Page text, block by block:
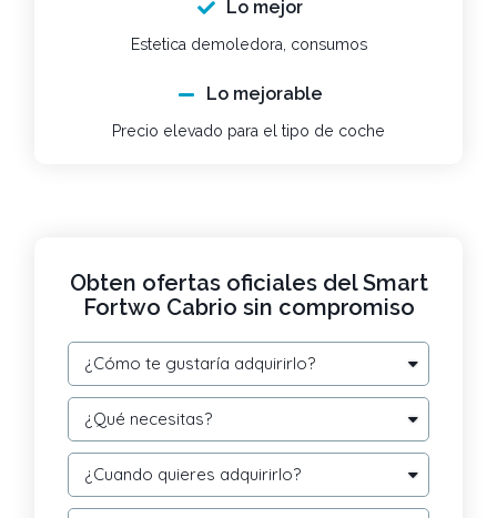
Lo mejor
Estetica demoledora, consumos
Lo mejorable
Precio elevado para el tipo de coche
Obten ofertas oficiales del Smart
Fortwo Cabrio sin compromiso